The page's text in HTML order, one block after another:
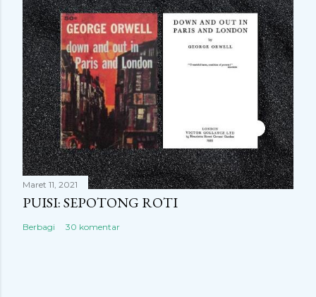
Maret 11, 2021
PUISI: SEPOTONG ROTI
Berbagi 30 komentar